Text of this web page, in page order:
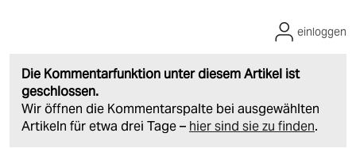
Die Kommentarfunktion unter diesem Artikel ist
geschlossen.
Wir öffnen die Kommentarspalte bei ausgewählten
Artikeln für etwa drei Tage – hier sind sie zu finden.
einloggen